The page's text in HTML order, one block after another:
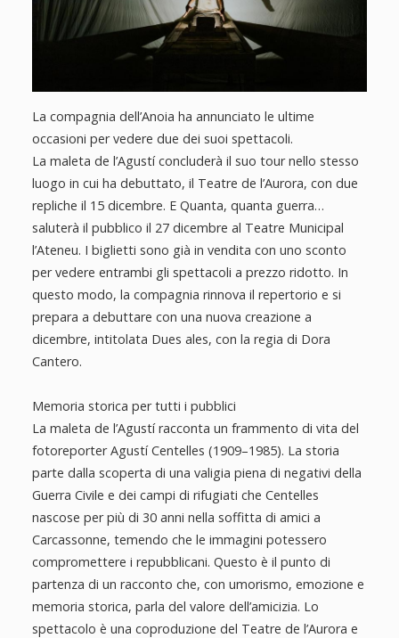
La compagnia dell’Anoia ha annunciato le ultime
occasioni per vedere due dei suoi spettacoli.
La maleta de l’Agustí concluderà il suo tour nello stesso
luogo in cui ha debuttato, il Teatre de l’Aurora, con due
repliche il 15 dicembre. E Quanta, quanta guerra…
saluterà il pubblico il 27 dicembre al Teatre Municipal
l’Ateneu. I biglietti sono già in vendita con uno sconto
per vedere entrambi gli spettacoli a prezzo ridotto. In
questo modo, la compagnia rinnova il repertorio e si
prepara a debuttare con una nuova creazione a
dicembre, intitolata Dues ales, con la regia di Dora
Cantero.
Memoria storica per tutti i pubblici
La maleta de l’Agustí racconta un frammento di vita del
fotoreporter Agustí Centelles (1909–1985). La storia
parte dalla scoperta di una valigia piena di negativi della
Guerra Civile e dei campi di rifugiati che Centelles
nascose per più di 30 anni nella soffitta di amici a
Carcassonne, temendo che le immagini potessero
compromettere i repubblicani. Questo è il punto di
partenza di un racconto che, con umorismo, emozione e
memoria storica, parla del valore dell’amicizia. Lo
spettacolo è una coproduzione del Teatre de l’Aurora e